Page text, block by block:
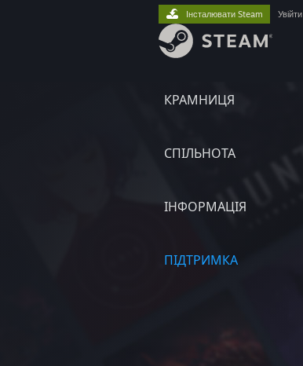
КРАМНИЦЯ
СПІЛЬНОТА
ІНФОРМАЦІЯ
ПІДТРИМКА
Інсталювати Steam Увійти